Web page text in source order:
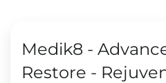
Medik8 -
Restore -